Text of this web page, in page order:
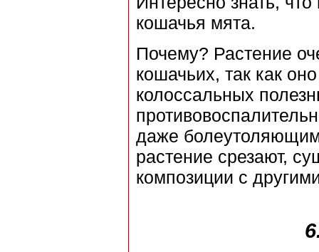
кошачья мята.
Почему? Растение
кошачьих, так как
колоссальных
даже
растение срезают,
композиции с